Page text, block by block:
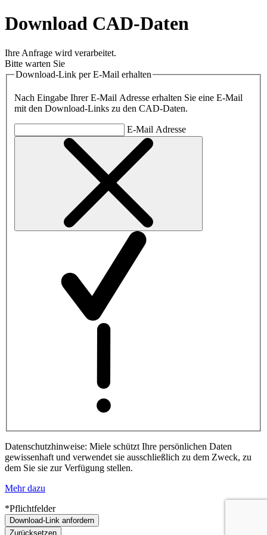
Download CAD-Daten
Ihre Anfrage wird verarbeitet.
Bitte warten Sie
Download-Link per E-Mail erhalten
Nach Eingabe Ihrer E-Mail Adresse erhalten Sie eine E-Mail
mit den Download-Links zu den CAD-Daten.
E-Mail Adresse
Datenschutzhinweise: Miele schützt Ihre persönlichen Daten
gewissenhaft und verwendet sie ausschließlich zu dem Zweck, zu
dem Sie sie zur Verfügung stellen.
Mehr dazu
*Pflichtfelder